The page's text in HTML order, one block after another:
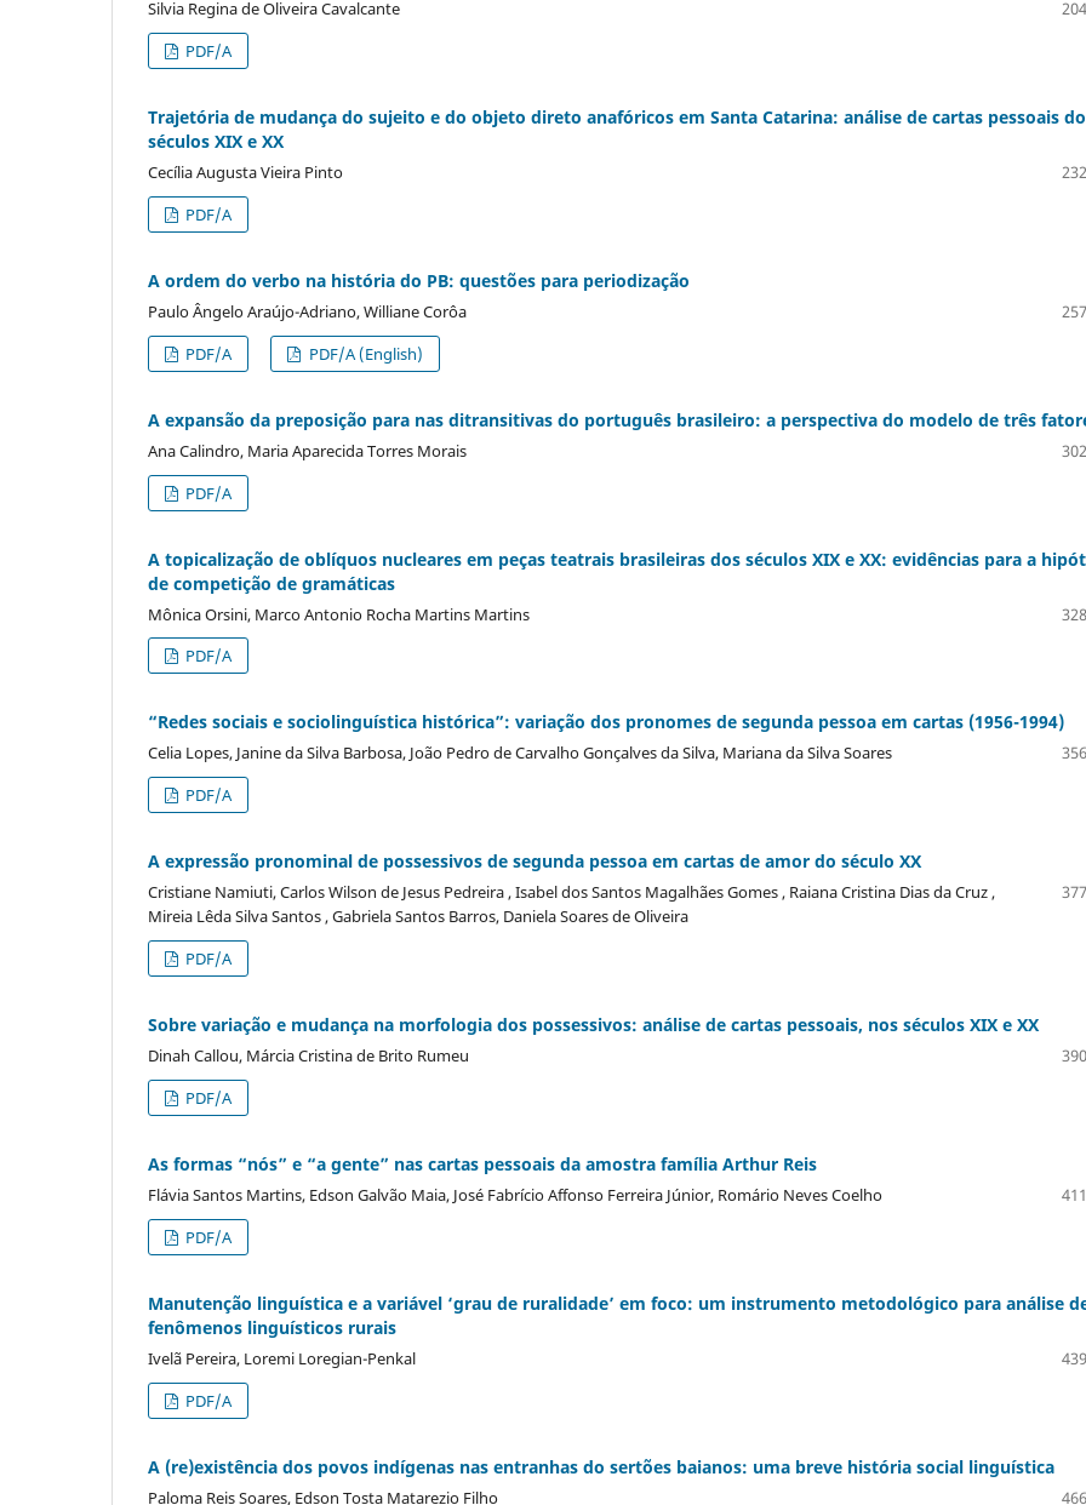
Silvia Regina de Oliveira Cavalcante
PDF/A
Trajetória de mudança do sujeito e do objeto direto anafóricos em Santa Catarina: análise de cartas pessoais
séculos XIX e XX
Cecília Augusta Vieira Pinto
PDF/A
A ordem do verbo na história do PB: questões para periodização
Paulo Ângelo Araújo-Adriano, Williane Corôa
PDF/A
PDF/A (English)
A expansão da preposição para nas ditransitivas do português brasileiro: a perspectiva do modelo de três
Ana Calindro, Maria Aparecida Torres Morais
PDF/A
A topicalização de oblíquos nucleares em peças teatrais brasileiras dos séculos XIX e XX: evidências para a
de competição de gramáticas
Mônica Orsini, Marco Antonio Rocha Martins Martins
PDF/A
“Redes sociais e sociolinguística histórica”: variação dos pronomes de segunda pessoa em cartas (1956-1994)
Celia Lopes, Janine da Silva Barbosa, João Pedro de Carvalho Gonçalves da Silva, Mariana da Silva Soares
PDF/A
A expressão pronominal de possessivos de segunda pessoa em cartas de amor do século XX
Cristiane Namiuti, Carlos Wilson de Jesus Pedreira , Isabel dos Santos Magalhães Gomes , Raiana Cristina Dias da Cruz ,
Mireia Lêda Silva Santos , Gabriela Santos Barros, Daniela Soares de Oliveira
PDF/A
Sobre variação e mudança na morfologia dos possessivos: análise de cartas pessoais, nos séculos XIX e XX
Dinah Callou, Márcia Cristina de Brito Rumeu
PDF/A
As formas “nós” e “a gente” nas cartas pessoais da amostra família Arthur Reis
Flávia Santos Martins, Edson Galvão Maia, José Fabrício Affonso Ferreira Júnior, Romário Neves Coelho
PDF/A
Manutenção linguística e a variável ‘grau de ruralidade’ em foco: um instrumento metodológico para análise
fenômenos linguísticos rurais
Ivelã Pereira, Loremi Loregian-Penkal
PDF/A
A (re)existência dos povos indígenas nas entranhas do sertões baianos: uma breve história social linguística
Paloma Reis Soares, Edson Tosta Matarezio Filho